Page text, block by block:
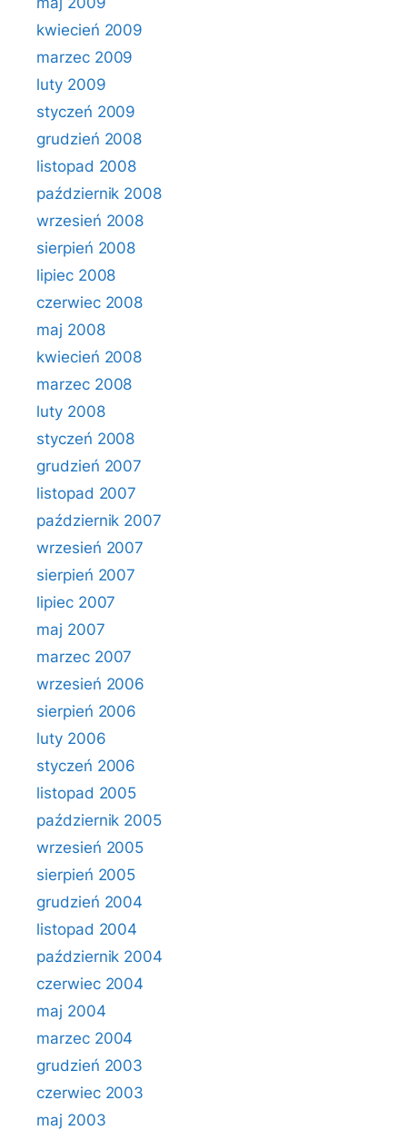
kwiecień 2009
marzec 2009
luty 2009
styczeń 2009
grudzień 2008
listopad 2008
październik 2008
wrzesień 2008
sierpień 2008
lipiec 2008
czerwiec 2008
maj 2008
kwiecień 2008
marzec 2008
luty 2008
styczeń 2008
grudzień 2007
listopad 2007
październik 2007
wrzesień 2007
sierpień 2007
lipiec 2007
maj 2007
marzec 2007
wrzesień 2006
sierpień 2006
luty 2006
styczeń 2006
listopad 2005
październik 2005
wrzesień 2005
sierpień 2005
grudzień 2004
listopad 2004
październik 2004
czerwiec 2004
maj 2004
marzec 2004
grudzień 2003
czerwiec 2003
maj 2003